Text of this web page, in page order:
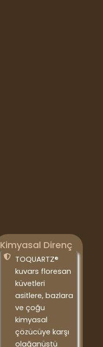
Kimyasal Direnç
TOQUARTZ®
kuvars floresan
küvetleri
asitlere, bazlara
ve çoğu
kimyasal
çözücüye karşı
olağanüstü